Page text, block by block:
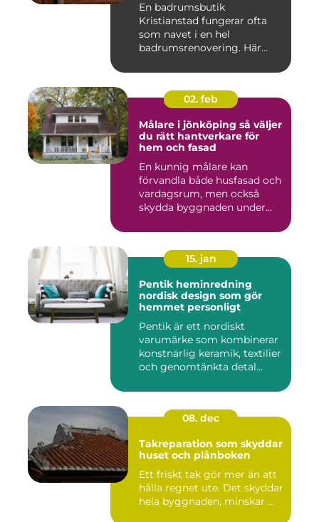
En badrumsbutik
Kristianstad fungerar ofta
som navet i en hel
badrumsrenovering. Här
02. feb
Målare i jönköping så väljer
du rätt hantverkare för
hem och fasad
En kunnig målare kan
förvandla både husfasad och
vardagsrum, men också
skydda byggnaden under
15. jan
Pentik heminredning
nordisk design som gör
hemmet personligt
Pentik är ett nordiskt
varumärke som kombinerar
konstnärlig keramik, textilier
och genomtänkta detal...
08. dec
Takreparation som skyddar
huset och plånboken
Ett friskt tak gör mer än att
hålla regnet ute. Det skyddar
hela byggnaden, minskar ...